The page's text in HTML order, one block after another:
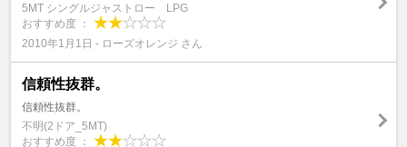
5MT シングルジャストロー LPG
おすすめ度 ：
2010年1月1日 - ローズオレンジ さん
信頼性抜群。
信頼性抜群。
不明(2ドア_5MT)
おすすめ度 ：